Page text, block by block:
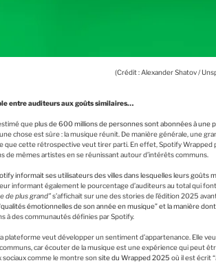
(Crédit : Alexander Shatov /
entre auditeurs aux goûts similaires…
queplus de 600 millions de personnes sont abonnées à une
chose est sûre : la musique réunit. De manière générale, une
que cette rétrospective veut tirer parti. En effet, Spotify
de mêmes artistes en se réunissant autour d’intérêts communs.
informait ses utilisateurs des villes dans lesquelles leurs goûts
informant également le pourcentage d’auditeurs au total qui
de plus grand”s’affichait sur une des stories de l’édition 2025
émotionnelles de son année en musique” et la manière
à des communautés définies par Spotify.
plateforme veut développer un sentiment d’appartenance. Elle
car écouter de la musique est une expérience qui peut
sociaux comme le montre sonsite du Wrapped 2025 où il est écrit “